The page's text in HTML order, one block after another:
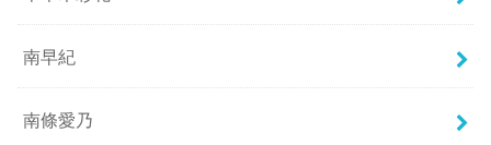
南早紀
南條愛乃